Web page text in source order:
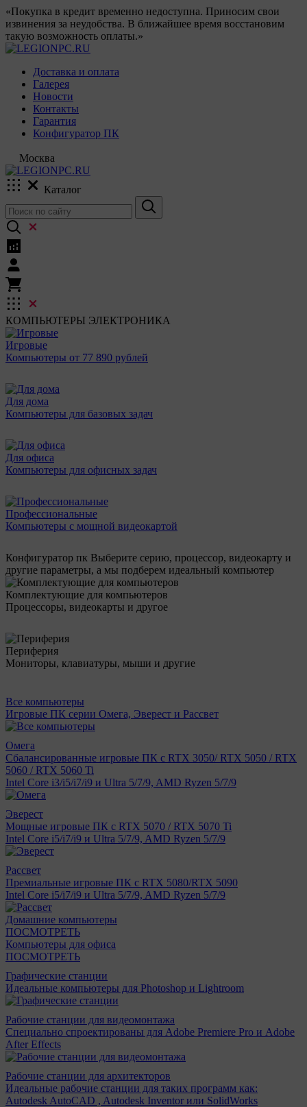
«Покупка в кредит временно недоступна. Приносим свои
извинения за неудобства. В ближайшее время восстановим
такую возможность оплаты.»
Доставка и оплата
Галерея
Новости
Контакты
Гарантия
Конфигуратор ПК
Москва
Каталог
КОМПЬЮТЕРЫ ЭЛЕКТРОНИКА
Игровые
Компьютеры от 77 890 рублей
Для дома
Компьютеры для базовых задач
Для офиса
Компьютеры для офисных задач
Профессиональные
Компьютеры с мощной видеокартой
Конфигуратор пк Выберите серию, процессор, видеокарту и
другие параметры, а мы подберем идеальный компьютер
Комплектующие для компьютеров
Процессоры, видеокарты и другое
Периферия
Мониторы, клавиатуры, мыши и другие
Все компьютеры
Игровые ПК серии Омега, Эверест и Рассвет
Омега
Сбалансированные игровые ПК с RTX 3050/ RTX 5050 / RTX
5060 / RTX 5060 Ti
Intel Core i3/i5/i7/i9 и Ultra 5/7/9, AMD Ryzen 5/7/9
Эверест
Мощные игровые ПК с RTX 5070 / RTX 5070 Ti
Intel Core i5/i7/i9 и Ultra 5/7/9, AMD Ryzen 5/7/9
Рассвет
Премиальные игровые ПК с RTX 5080/RTX 5090
Intel Core i5/i7/i9 и Ultra 5/7/9, AMD Ryzen 5/7/9
Домашние компьютеры
ПОСМОТРЕТЬ
Компьютеры для офиса
ПОСМОТРЕТЬ
Графические станции
Идеальные компьютеры для Photoshop и Lightroom
Рабочие станции для видеомонтажа
Специально спроектированы для Adobe Premiere Pro и Adobe
After Effects
Рабочие станции для архитекторов
Идеальные рабочие станции для таких программ как:
Autodesk AutoCAD , Autodesk Inventor или SolidWorks